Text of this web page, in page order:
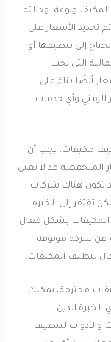
ونوعه، وحالته
الأسعار على
إلى تنظيفها أو
التي يجب
بناءً على
وأي خدمات
يجب أن
قد لا تعني
هناك شركات
إلى الخبرة
بشكل فعال
شركة موثوقة
المكيفات.
محترفة، يمكنك
الذين
لتنظيف